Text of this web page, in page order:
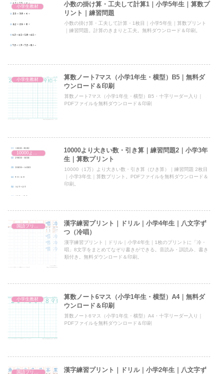
小学生教材
小数の掛け算・工夫して計算1｜小学5年生｜算数プ
リント｜練習問題
小数の掛け算・工夫して計算・1枚目｜小学5年生｜算数プリント
｜練習問題。計算のきまりと工夫。無料ダウンロード＆印刷。
小学生教材
算数ノート7マス（小学1年生・横型）B5｜無料ダ
ウンロード＆印刷
算数ノート7マス（小学1年生・横型）B5・十字リーダー入り｜
PDFファイルを無料ダウンロード＆印刷
10000より大きい数・引き算｜練習問題2｜小学3年
生｜算数プリント
10000（1万）より大きい数・引き算（ひき算）｜練習問題 2枚目
｜小学3年生｜算数プリント。PDFファイルを無料ダウンロード＆
印刷。
漢字練習プリント｜ドリル｜小学4年生｜八文字ず
つ（冷唱）
漢字練習プリント｜ドリル｜小学4年生｜1枚のプリントに「冷・
唱」8文字をまとめてなぞり書きができる。音読み・訓読み、書き
順付き。無料ダウンロード＆印刷。
小学生教材
算数ノート6マス（小学1年生・横型）A4｜無料ダ
ウンロード＆印刷
算数ノート6マス（小学1年生・横型）A4・十字リーダー入り｜
PDFファイルを無料ダウンロード＆印刷
漢字練習プリント｜ドリル｜小学2年生｜八文字ず